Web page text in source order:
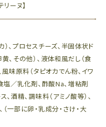
ーヌ】
、プロセスチーズ、半固体状ド
、その他）、液体和風だし（食
風味原料（タピオカでん粉、イワ
塩／乳化剤、酢酸Na、増粘剤
、酒精、調味料（アミノ酸等）、
一部に卵・乳成分・さけ・大